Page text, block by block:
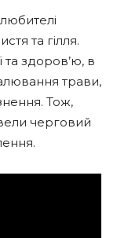
та гілля.
та здоров’ю, в
трави,
Тож,
черговий